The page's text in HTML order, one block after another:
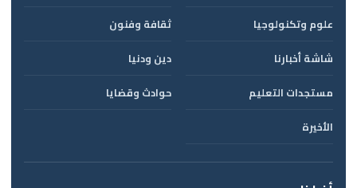
علوم وتكنولوجيا
ثقافة وفنون
شاشة أخبارنا
دين ودنيا
مستجدات التعليم
حوادث وقضايا
الأخيرة